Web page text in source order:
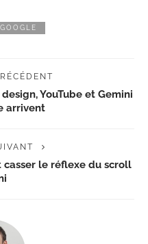
GOOGLE
YouTube et Gemini
arrivent
casser le réflexe du scroll